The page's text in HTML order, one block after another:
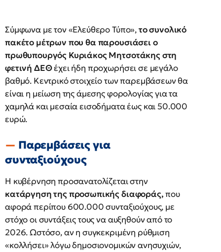
Σύμφωνα με τον «Ελεύθερο Τύπο»,το συνολικό
πακέτο μέτρων που θα παρουσιάσει ο
πρωθυπουργός Κυριάκος Μητσοτάκης στη
φετινή ΔΕΘέχει ήδη προχωρήσει σε μεγάλο
βαθμό. Κεντρικό στοιχείο των παρεμβάσεων θα
είναι η μείωση της άμεσης φορολογίας για τα
χαμηλά και μεσαία εισοδήματα έως και 50.000
ευρώ.
Παρεμβάσεις για
συνταξιούχους
Η κυβέρνηση προσανατολίζεται στην
κατάργηση της προσωπικής διαφοράς,που
αφορά περίπου 600.000 συνταξιούχους, με
στόχο οι συντάξεις τους να αυξηθούν από το
2026. Ωστόσο, αν η συγκεκριμένη ρύθμιση
«κολλήσει» λόγω δημοσιονομικών ανησυχιών,